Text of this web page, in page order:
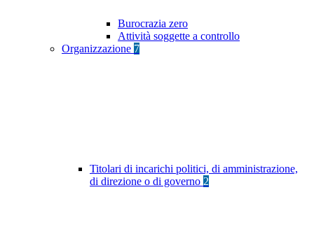
Burocrazia zero
Attività soggette a controllo
Organizzazione 7
Titolari di incarichi politici, di amministrazione,
di direzione o di governo 2